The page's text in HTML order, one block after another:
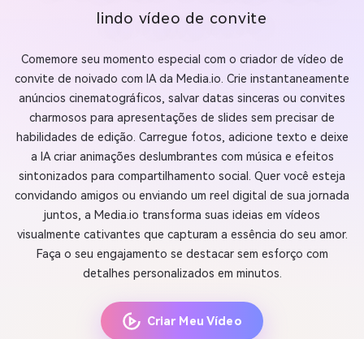
lindo vídeo de convite
Comemore seu momento especial com o criador de vídeo de
convite de noivado com IA da Media.io. Crie instantaneamente
anúncios cinematográficos, salvar datas sinceras ou convites
charmosos para apresentações de slides sem precisar de
habilidades de edição. Carregue fotos, adicione texto e deixe
a IA criar animações deslumbrantes com música e efeitos
sintonizados para compartilhamento social. Quer você esteja
convidando amigos ou enviando um reel digital de sua jornada
juntos, a Media.io transforma suas ideias em vídeos
visualmente cativantes que capturam a essência do seu amor.
Faça o seu engajamento se destacar sem esforço com
detalhes personalizados em minutos.
Criar Meu Vídeo